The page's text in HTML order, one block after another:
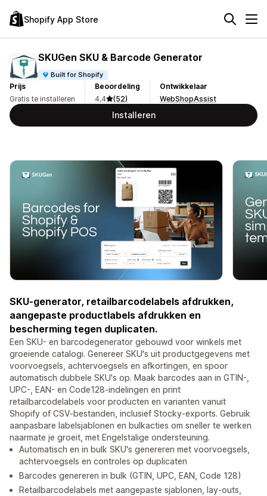
Shopify App Store
SKUGen SKU & Barcode Generator
Built for Shopify
Prijs
Gratis te installeren
Beoordeling
4,4
(52)
Ontwikkelaar
WebShopAssist
Installeren
SKU-generator, retailbarcodelabels afdrukken,
aangepaste productlabels afdrukken en
bescherming tegen duplicaten.
Een SKU- en barcodegenerator gebouwd voor winkels met
groeiende catalogi. Genereer SKU's uit productgegevens met
voorvoegsels, achtervoegsels en afkortingen, en spoor
automatisch dubbele SKU's op. Maak barcodes aan in GTIN-,
UPC-, EAN- en Code128-indelingen en print
retailbarcodelabels voor producten en varianten vanuit
Shopify of CSV-bestanden, inclusief Stocky-exports. Gebruik
aanpasbare labelsjablonen en bulkacties om sneller te werken
naarmate je groeit, met Engelstalige ondersteuning.
Automatisch en in bulk SKU's genereren met voorvoegsels,
achtervoegsels en controles op duplicaten
Barcodes genereren in bulk (GTIN, UPC, EAN, Code 128)
Retailbarcodelabels met aangepaste sjablonen, lay-outs,